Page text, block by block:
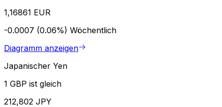
1,16861 EUR
-0.0007 (0.06%) Wöchentlich
Diagramm anzeigen
Japanischer Yen
1 GBP ist gleich
212,802 JPY